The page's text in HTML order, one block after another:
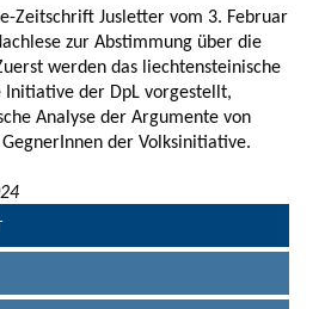
Zeitschrift Jusletter vom 3. Februar
zur Abstimmung über die
werden das liechtensteinische
Initiative der DpL vorgestellt,
Analyse der Argumente von
der Volksinitiative.